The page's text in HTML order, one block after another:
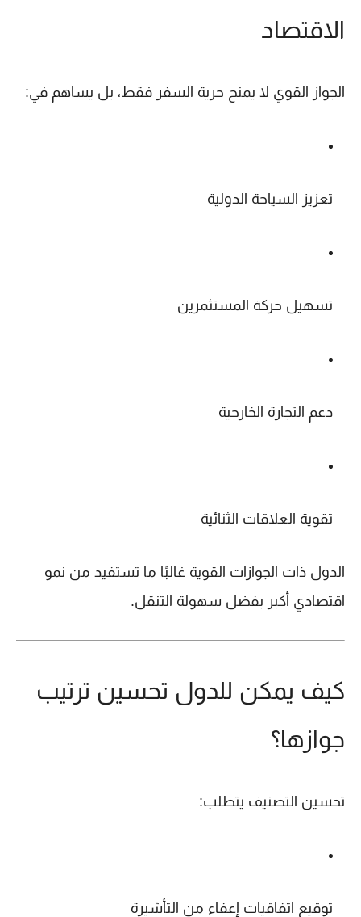
الاقتصاد
الجواز القوي لا يمنح حرية السفر فقط، بل يساهم في:
تعزيز السياحة الدولية
تسهيل حركة المستثمرين
دعم التجارة الخارجية
تقوية العلاقات الثنائية
الدول ذات الجوازات القوية غالبًا ما تستفيد من نمو
اقتصادي أكبر بفضل سهولة التنقل.
كيف يمكن للدول تحسين ترتيب
جوازها؟
تحسين التصنيف يتطلب:
توقيع اتفاقيات إعفاء من التأشيرة